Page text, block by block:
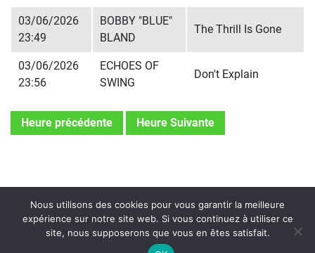
03/06/2026
23:49
BOBBY "BLUE"
BLAND
The Thrill Is Gone
03/06/2026
23:56
ECHOES OF
SWING
Don't Explain
Heure précédente Heure Suivante
On Air : HARLAN LEONARD
Nous utilisons des cookies pour vous garantir la meilleure
expérience sur notre site web. Si vous continuez à utiliser ce
site, nous supposerons que vous en êtes satisfait.